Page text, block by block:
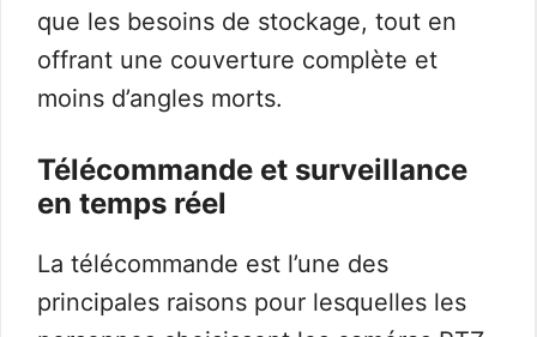
que les besoins de stockage, tout en
offrant une couverture complète et
moins d’angles morts.
Télécommande et surveillance
en temps réel
La télécommande est l’une des
principales raisons pour lesquelles les